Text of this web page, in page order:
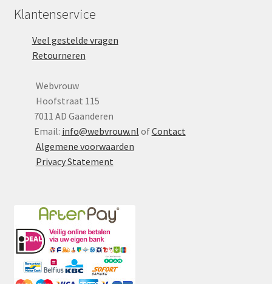
Klantenservice
Veel gestelde vragen
Retourneren
Webvrouw
Hoofstraat 115
7011 AD Gaanderen
Email: info@webvrouw.nl ofContact
Algemene voorwaarden
Privacy Statement